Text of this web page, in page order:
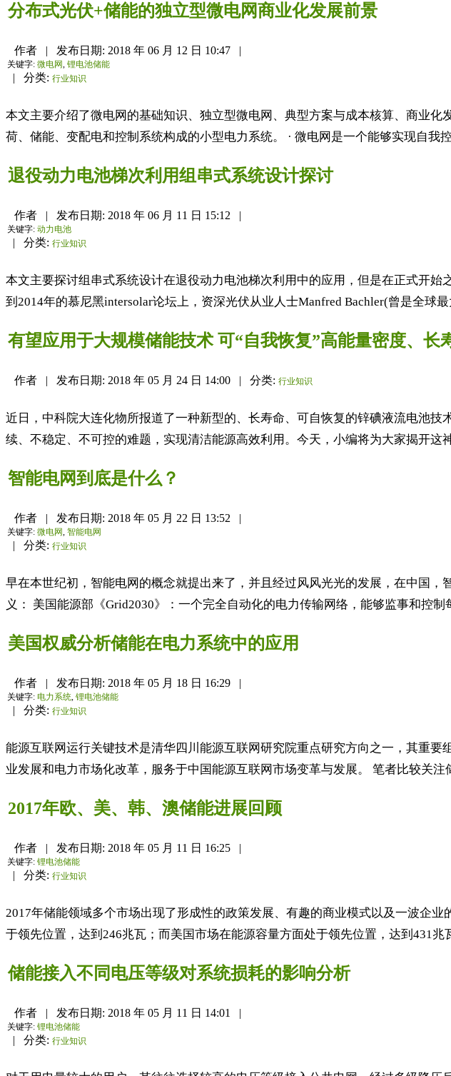
分布式光伏+储能的独立型微电网商业化发展前景
作者 | 发布日期: 2018 年 06 月 12 日 10:47 |
关键字: 微电网, 锂电池储能
| 分类: 行业知识
本文主要介绍了微电网的基础知识、独立型微电网、典型方案与成本核算、商业
荷、储能、变配电和控制系统构成的小型电力系统。 · 微电网是一个能够实现自我
退役动力电池梯次利用组串式系统设计探讨
作者 | 发布日期: 2018 年 06 月 11 日 15:12 |
关键字: 动力电池
| 分类: 行业知识
本文主要探讨组串式系统设计在退役动力电池梯次利用中的应用，但是在正式开
到2014年的慕尼黑intersolar论坛上，资深光伏从业人士Manfred Bachler(曾是全球最
有望应用于大规模储能技术 可“自我恢复”高能量密度、长
作者 | 发布日期: 2018 年 05 月 24 日 14:00 | 分类: 行业知识
近日，中科院大连化物所报道了一种新型的、长寿命、可自恢复的锌碘液流电池
续、不稳定、不可控的难题，实现清洁能源高效利用。今天，小编将为大家揭开这
智能电网到底是什么？
作者 | 发布日期: 2018 年 05 月 22 日 13:52 |
关键字: 微电网, 智能电网
| 分类: 行业知识
早在本世纪初，智能电网的概念就提出来了，并且经过风风光光的发展，在中国
义： 美国能源部《Grid2030》：一个完全自动化的电力传输网络，能够监事和控
美国权威分析储能在电力系统中的应用
作者 | 发布日期: 2018 年 05 月 18 日 16:29 |
关键字: 电力系统, 锂电池储能
| 分类: 行业知识
能源互联网运行关键技术是清华四川能源互联网研究院重点研究方向之一，其重
业发展和电力市场化改革，服务于中国能源互联网市场变革与发展。 笔者比较关
2017年欧、美、韩、澳储能进展回顾
作者 | 发布日期: 2018 年 05 月 11 日 16:25 |
关键字: 锂电池储能
| 分类: 行业知识
2017年储能领域多个市场出现了形成性的政策发展、有趣的商业模式以及一波企
于领先位置，达到246兆瓦；而美国市场在能源容量方面处于领先位置，达到431兆
储能接入不同电压等级对系统损耗的影响分析
作者 | 发布日期: 2018 年 05 月 11 日 14:01 |
关键字: 锂电池储能
| 分类: 行业知识